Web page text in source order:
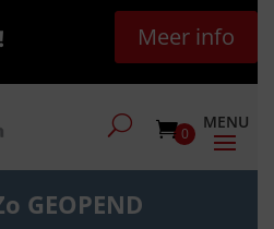
Meer info
0
GEOPEND